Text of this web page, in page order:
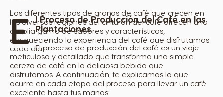
Los diferentes tipos de granos de café que crecen en
las diversas regiones del cinturón del café ofrecen una
amplia gama de sabores y características,
enriqueciendo la experiencia del café que disfrutamos
cada día.
E l Proceso de Producción del Café en las
Plantaciones
El proceso de producción del café es un viaje
meticuloso y detallado que transforma una simple
cereza de café en la deliciosa bebida que
disfrutamos. A continuación, te explicamos lo que
ocurre en cada etapa del proceso para llevar un café
excelente hasta tus manos: